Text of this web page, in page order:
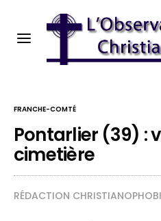
FRANCHE-COMTÉ
Pontarlier (39) :
cimetière
RÉDACTION